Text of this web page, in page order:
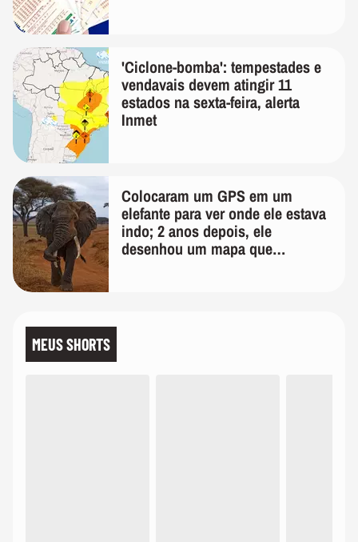
'Ciclone-bomba': tempestades e
vendavais devem atingir 11
estados na sexta-feira, alerta
Inmet
Colocaram um GPS em um
elefante para ver onde ele estava
indo; 2 anos depois, ele
desenhou um mapa que
MEUS SHORTS